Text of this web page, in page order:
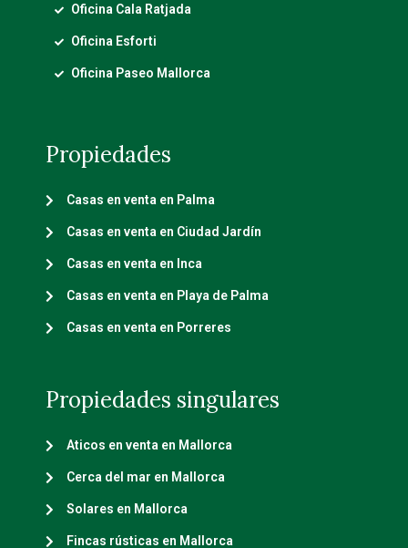
Oficina Cala Ratjada
Oficina Esforti
Oficina Paseo Mallorca
Propiedades
Casas en venta en Palma
Casas en venta en Ciudad Jardín
Casas en venta en Inca
Casas en venta en Playa de Palma
Casas en venta en Porreres
Propiedades singulares
Aticos en venta en Mallorca
Cerca del mar en Mallorca
Solares en Mallorca
Fincas rústicas en Mallorca